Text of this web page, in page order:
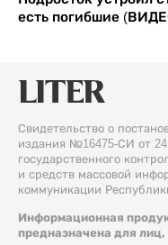
есть погибшие
Свидетельство о
издания №16475-СИ от
государственного
и средств массовой
коммуникации
Информационная
предназначена для